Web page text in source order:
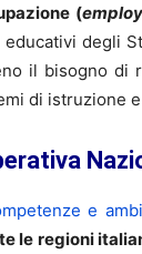
(
degli
il bisogno di
di istruzione
e
le regioni